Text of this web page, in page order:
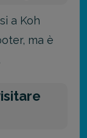
a Koh
ma è